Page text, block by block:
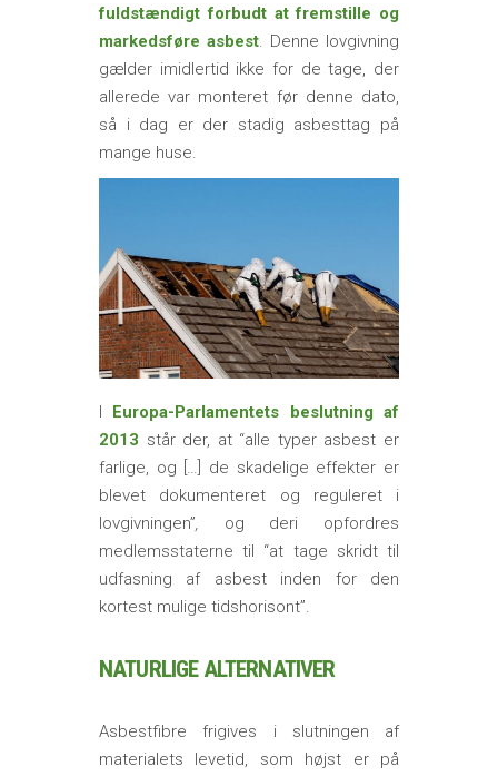
fuldstændigt forbudt at fremstille og
markedsføre asbest. Denne lovgivning
gælder imidlertid ikke for de tage, der
allerede var monteret før denne dato,
så i dag er der stadig asbesttag på
mange huse.
I Europa-Parlamentets beslutning af
2013 står der, at “alle typer asbest er
farlige, og […] de skadelige effekter er
blevet dokumenteret og reguleret i
lovgivningen”, og deri opfordres
medlemsstaterne til “at tage skridt til
udfasning af asbest inden for den
kortest mulige tidshorisont”.
NATURLIGE ALTERNATIVER
Asbestfibre frigives i slutningen af
materialets levetid, som højst er på